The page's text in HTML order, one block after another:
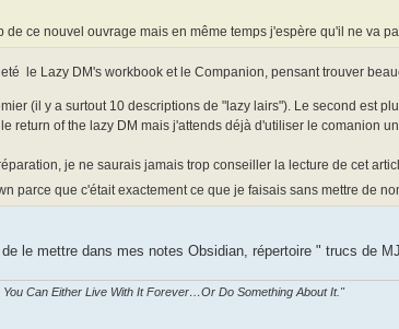
de ce nouvel ouvrage mais en même temps j'espère qu'il ne va
le Lazy DM's workbook et le Companion, pensant trouver
(il y a surtout 10 descriptions de "lazy lairs"). Le second est
return of the lazy DM mais j'attends déjà d'utiliser le comanion
je ne saurais jamais trop conseiller la lecture de cet
parce que c'était exactement ce que je faisais sans mettre de
le mettre dans mes notes Obsidian, répertoire " trucs de
You Can Either Live With It Forever…Or Do Something About It."